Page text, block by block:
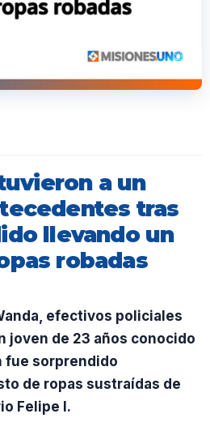
a un
tras
llevando un
robadas
efectivos policiales
joven de 23 años conocido
fue sorprendido
de ropas sustraídas de
Felipe I.